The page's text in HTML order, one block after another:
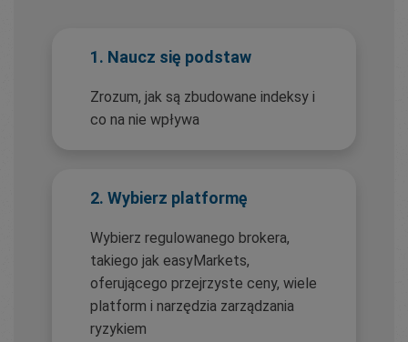
1. Naucz się podstaw
Zrozum, jak są zbudowane indeksy i
co na nie wpływa
2. Wybierz platformę
Wybierz regulowanego brokera,
takiego jak easyMarkets,
oferującego przejrzyste ceny, wiele
platform i narzędzia zarządzania
ryzykiem